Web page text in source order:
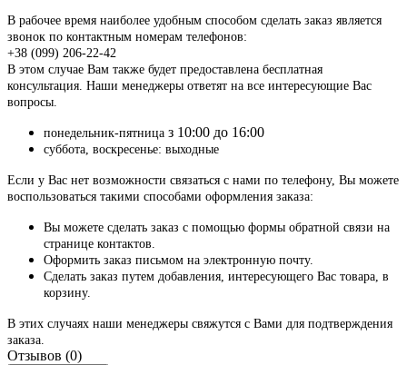
В рабочее время наиболее удобным способом сделать заказ является
звонок по контактным номерам телефонов:
+38 (099) 206-22-42
В этом случае Вам также будет предоставлена бесплатная
консультация. Наши менеджеры ответят на все интересующие Вас
вопросы.
понедельник-пятница з 10:00 до 16:00
суббота, воскресенье: выходные
Если у Вас нет возможности связаться с нами по телефону, Вы можете
воспользоваться такими способами оформления заказа:
Вы можете сделать заказ с помощью формы обратной связи на
странице контактов.
Оформить заказ письмом на электронную почту.
Сделать заказ путем добавления, интересующего Вас товара, в
корзину.
В этих случаях наши менеджеры свяжутся с Вами для подтверждения
заказа.
Отзывов (0)